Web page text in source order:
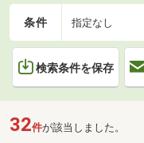
条件 指定なし
検索条件を保存
32件が該当しました。